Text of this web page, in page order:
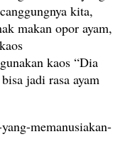
kita,
makan opor ayam,
kaos “Dia
jadi rasa ayam
memanusiakan-